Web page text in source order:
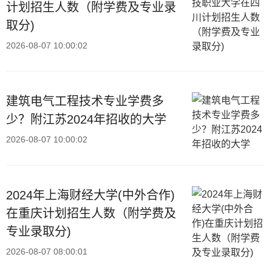
计划招生人数（附学费及专业录
取分)
2026-08-07 10:00:02
建筑电气工程技术专业学费多
少？附江苏2024年招收的大学
2026-08-07 10:00:02
2024年上海财经大学(中外合作)
在重庆计划招生人数（附学费及
专业录取分)
2026-08-07 08:00:01